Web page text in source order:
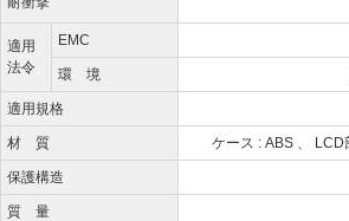
適用
法令
EMC
環 境
適用規格
材 質 ケース : ABS 、
保護構造
質 量